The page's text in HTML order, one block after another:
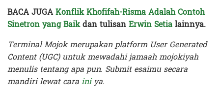
BACA JUGAKonflik Khofifah-Risma Adalah Contoh
Sinetron yang Baikdan tulisanErwin Setialainnya.
Terminal Mojok merupakan platform User Generated
Content (UGC) untuk mewadahi jamaah mojokiyah
menulis tentang apa pun. Submit esaimu secara
mandiri lewat carainiya.